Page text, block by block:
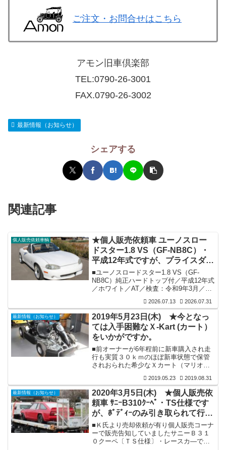
ご注文・お問合せはこちら
アモン旧車倶楽部
TEL:0790-26-3001
FAX.0790-26-3002
最新情報（お知らせ）
シェアする
関連記事
個人販売依頼車輌
★個人販売依頼車 ユーノスロー
ドスター1.8 VS（GF-NB8C）・
平成12年式ですが、プライスダウ
ンとなりました。※この機会に改
めてご検討いただければ幸いで
す。
■ユーノスロードスター1.8 VS（GF-
NB8C）純正ハードトップ付／平成12年式
／ホワイト／AT／検査：令和9年3月／走
外装共良好（ボンネット先端に１ケ所凹
み有り）／純正ナビ＆オーディオ―／
ETC／左右シート変更（シートカバー付
き）／HIDライト／リアスポイラー／ファ
ッションロールバー／前後TEIN車高調／
マツダスピード製マフラー／エンケイ
RPF1 15インチ 7J（美品）／ハードトッ
プ付／タイミングベルト交換済／検査時
ラジエー...
2026.07.13 2026.07.31
最新情報（お知らせ）
2019年5月23日(木) ★今となっ
ては入手困難なＸ-Kart (カート）
をいかがですか。
■前オーナーが6年程前に新車購入され走
行も実質３０ｋｍのほぼ新車状態で保管
されおられた希少なＸカート（マリオカ
購入させていただきました。入庫後早々
にステッカー類を全て外し、ステッカー
の代わりに夜間走行の安全性を考え各所
にさり気無くＬＥＤを取付ました。そし
て約１年、一般道に出動する事無く定期
的にエンジン掛けを行う程度でオブジェ
化状態でした。この度、店舗移転を機に
販売決断をいたしました。★その他、各
所画像・詳細等詳しくは下記ページをご
2019.05.23 2019.08.31
最新情報（お知らせ）
2020年3月5日(木) ★個人販売依
頼車 ｻﾆｰB310ｸｰﾍﾟ・TS仕様です
が、ﾎﾞﾃﾞｨｰのみ引き取られて行き
ました。
■Ｋ氏より売却依頼が有り個人販売コーナ
ーで販売告知していましたサニーＢ３１
０クーペ〔ＴＳ仕様〕・レースカ―です